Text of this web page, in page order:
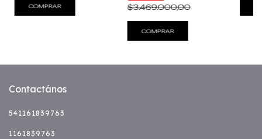
COMPRAR $3.469.000,00
COMPRAR
Contactános
541161839763
1161839763